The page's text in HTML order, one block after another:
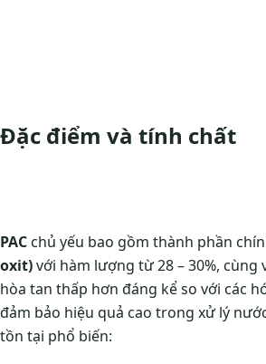
Đặc điểm và tính chất
PACchủ yếu bao gồm thành phần
oxit)với hàm lượng từ 28 – 30%,
hòa tan thấp hơn đáng kể so với các
đảm bảo hiệu quả cao trong xử lý
tồn tại phổ biến: